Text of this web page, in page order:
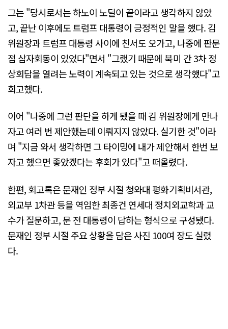
그는 "당시로서는 하노이 노딜이 끝이라고 생각하지 않았
고, 끝난 이후에도 트럼프 대통령이 긍정적인 말을 했다. 김
위원장과 트럼프 대통령 사이에 친서도 오가고, 나중에 판문
점 삼자회동이 있었다"면서 "그랬기 때문에 북미 간 3차 정
상회담을 열려는 노력이 계속되고 있는 것으로 생각했다"고
회고했다.
이어 "나중에 그런 판단을 하게 됐을 때 김 위원장에게 만나
자고 여러 번 제안했는데 이뤄지지 않았다. 실기한 것"이라
며 "지금 와서 생각하면 그 타이밍에 내가 제안해서 한번 보
자고 했으면 좋았겠다는 후회가 있다"고 떠올렸다.
한편, 회고록은 문재인 정부 시절 청와대 평화기획비서관,
외교부 1차관 등을 역임한 최종건 연세대 정치외교학과 교
수가 질문하고, 문 전 대통령이 답하는 형식으로 구성됐다.
문재인 정부 시절 주요 상황을 담은 사진 100여 장도 실렸
다.